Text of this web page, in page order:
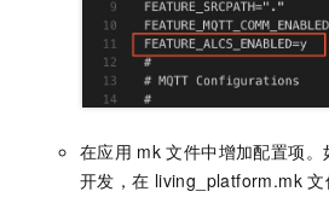
在应用 mk 文件中增加配置项。
开发，在 living_platform.mk 文